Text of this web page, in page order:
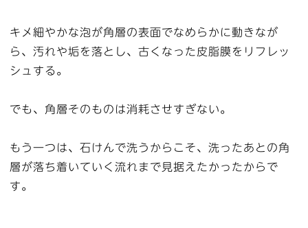
キメ細やかな泡が角層の表面でなめらかに動きなが
ら、汚れや垢を落とし、古くなった皮脂膜をリフレッ
シュする。
でも、角層そのものは消耗させすぎない。
もう一つは、石けんで洗うからこそ、洗ったあとの角
層が落ち着いていく流れまで見据えたかったからで
す。